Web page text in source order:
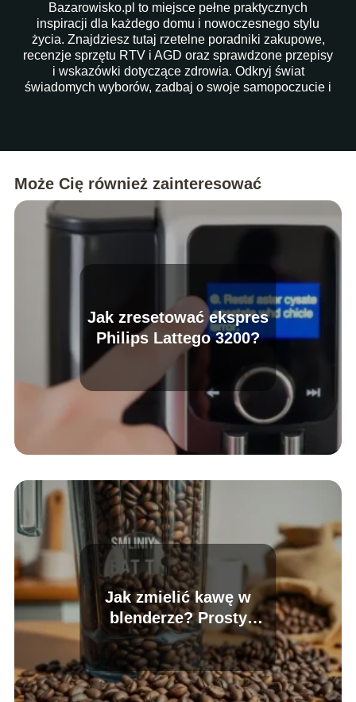
Bazarowisko.pl to miejsce pełne praktycznych
inspiracji dla każdego domu i nowoczesnego stylu
życia. Znajdziesz tutaj rzetelne poradniki zakupowe,
recenzje sprzętu RTV i AGD oraz sprawdzone przepisy
i wskazówki dotyczące zdrowia. Odkryj świat
świadomych wyborów, zadbaj o swoje samopoczucie i
Może Cię również zainteresować
Jak zresetować ekspres
Philips Lattego 3200?
Jak zmielić kawę w
blenderze? Prosty
poradnik